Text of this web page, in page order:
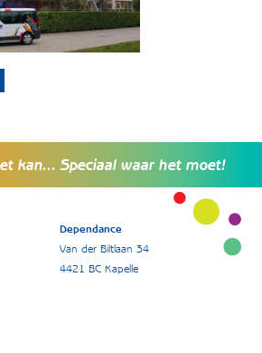
kan... Speciaal waar het moet!
Dependance
Van der Biltlaan 34
4421 BC Kapelle